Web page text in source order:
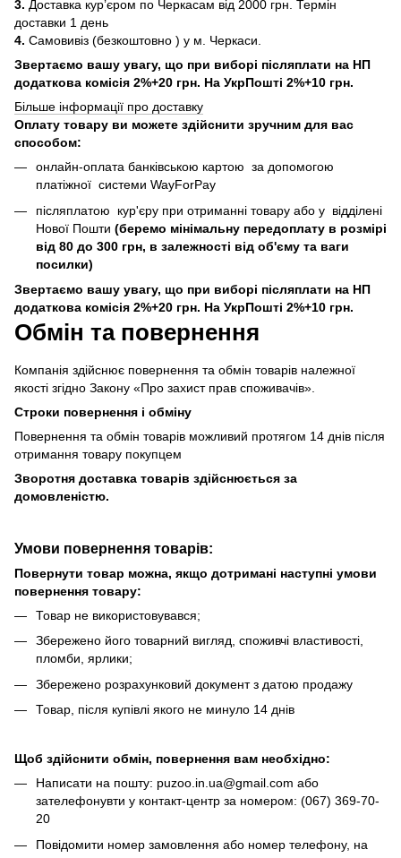
3. Доставка кур’єром по Черкасам від 2000 грн. Термін
доставки 1 день
4. Самовивіз (безкоштовно ) у м. Черкаси.
Звертаємо вашу увагу, що при виборі післяплати на НП
додаткова комісія 2%+20 грн. На УкрПошті 2%+10 грн.
Більше інформації про доставку
Оплату товару ви можете здійснити зручним для вас
способом:
онлайн-оплата банківською картою за допомогою
платіжної системи WayForPay
післяплатою кур'єру при отриманні товару або у відділені
Нової Пошти (беремо мінімальну передоплату в розмірі
від 80 до 300 грн, в залежності від об'єму та ваги
посилки)
Звертаємо вашу увагу, що при виборі післяплати на НП
додаткова комісія 2%+20 грн. На УкрПошті 2%+10 грн.
Обмін та повернення
Компанія здійснює повернення та обмін товарів належної
якості згідно Закону «Про захист прав споживачів».
Строки повернення і обміну
Повернення та обмін товарів можливий протягом 14 днів після
отримання товару покупцем
Зворотня доставка товарів здійснюється за
домовленістю.
Умови повернення товарів:
Повернути товар можна, якщо дотримані наступні умови
повернення товару:
Товар не використовувався;
Збережено його товарний вигляд, споживчі властивості,
пломби, ярлики;
Збережено розрахунковий документ з датою продажу
Товар, після купівлі якого не минуло 14 днів
Щоб здійснити обмін, повернення вам необхідно:
Написати на пошту: puzoo.in.ua@gmail.com або
зателефонувти у контакт-центр за номером: (067) 369-70-
20
Повідомити номер замовлення або номер телефону, на